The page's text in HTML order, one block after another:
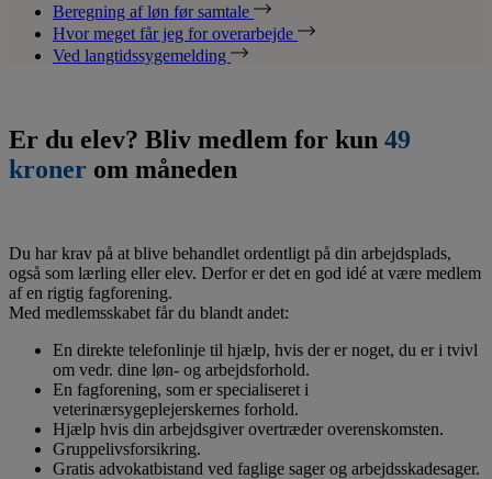
Beregning af løn før samtale
Hvor meget får jeg for overarbejde
Ved langtidssygemelding
Er du elev? Bliv medlem for kun 49
kroner om måneden
Du har krav på at blive behandlet ordentligt på din arbejdsplads,
også som lærling eller elev. Derfor er det en god idé at være medlem
af en rigtig fagforening.
Med medlemsskabet får du blandt andet:
En direkte telefonlinje til hjælp, hvis der er noget, du er i tvivl
om vedr. dine løn- og arbejdsforhold.
En fagforening, som er specialiseret i
veterinærsygeplejerskernes forhold.
Hjælp hvis din arbejdsgiver overtræder overenskomsten.
Gruppelivsforsikring.
Gratis advokatbistand ved faglige sager og arbejdsskadesager.